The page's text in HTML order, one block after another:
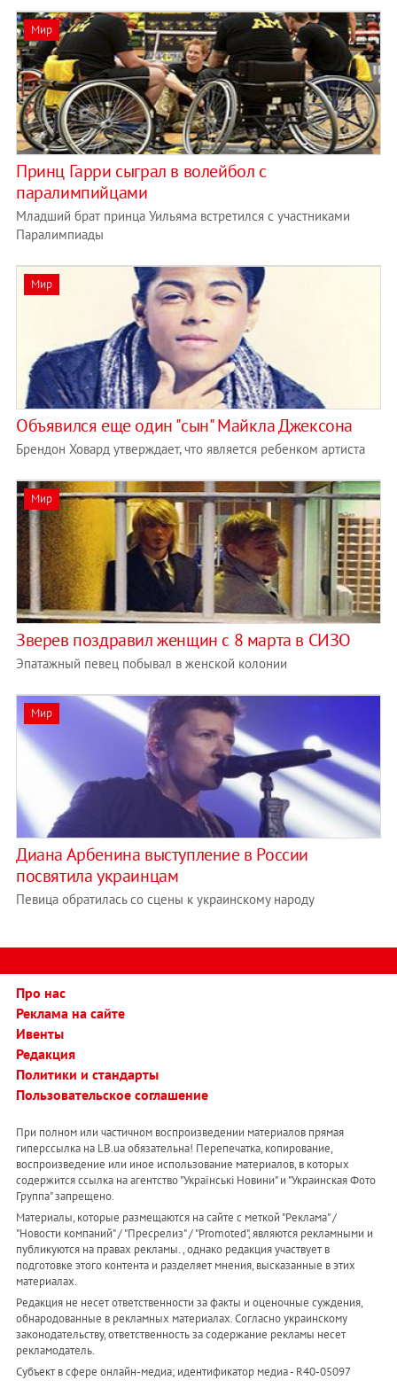
Мир
Принц Гарри сыграл в волейбол с
паралимпийцами
Младший брат принца Уильяма встретился с участниками
Паралимпиады
Мир
Объявился еще один "сын" Майкла Джексона
Брендон Ховард утверждает, что является ребенком артиста
Мир
Зверев поздравил женщин с 8 марта в СИЗО
Эпатажный певец побывал в женской колонии
Мир
Диана Арбенина выступление в России
посвятила украинцам
Певица обратилась со сцены к украинскому народу
Про нас
Реклама на сайте
Ивенты
Редакция
Политики и стандарты
Пользовательское соглашение
При полном или частичном воспроизведении материалов прямая
гиперссылка на LB.ua обязательна! Перепечатка, копирование,
воспроизведение или иное использование материалов, в которых
содержится ссылка на агентство "Українськi Новини" и "Украинская Фото
Группа" запрещено.
Материалы, которые размещаются на сайте с меткой "Реклама" /
"Новости компаний" / "Пресрелиз" / "Promoted", являются рекламными и
публикуются на правах рекламы. , однако редакция участвует в
подготовке этого контента и разделяет мнения, высказанные в этих
материалах.
Редакция не несет ответственности за факты и оценочные суждения,
обнародованные в рекламных материалах. Согласно украинскому
законодательству, ответственность за содержание рекламы несет
рекламодатель.
Субъект в сфере онлайн-медиа; идентификатор медиа - R40-05097